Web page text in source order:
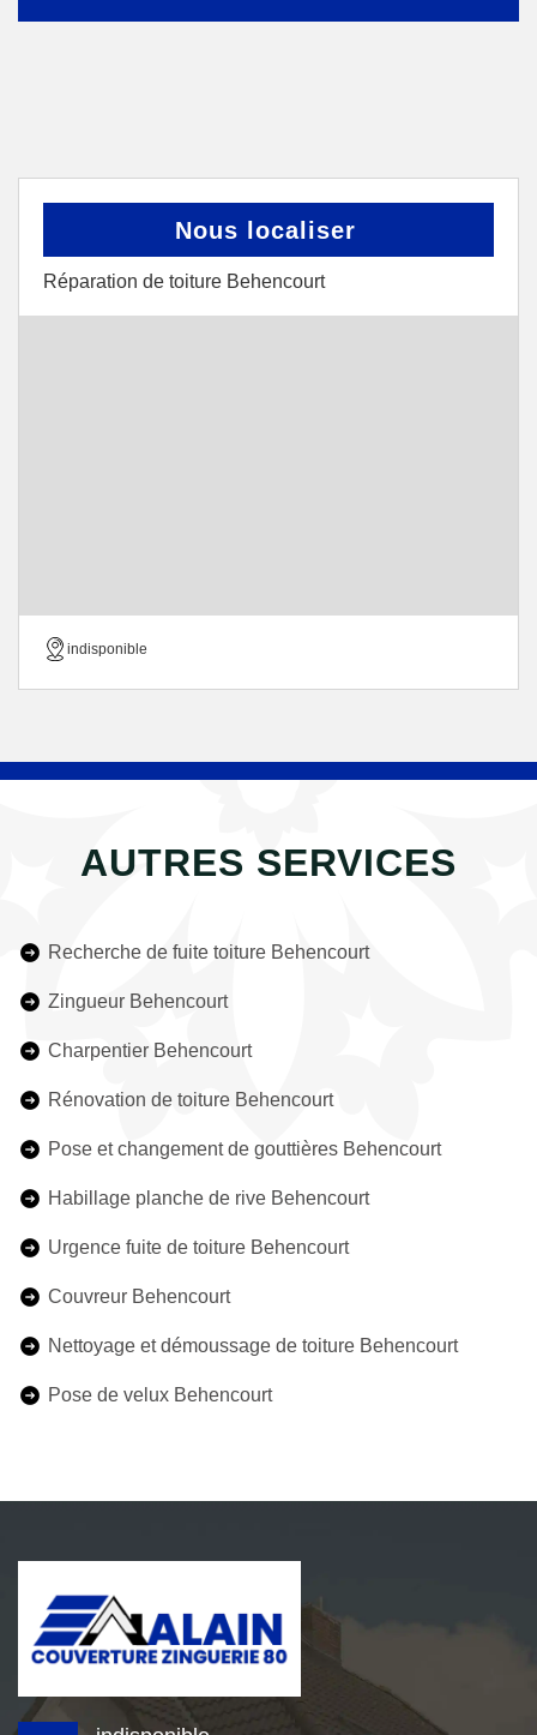
Nous localiser
Réparation de toiture Behencourt
indisponible
AUTRES SERVICES
Recherche de fuite toiture Behencourt
Zingueur Behencourt
Charpentier Behencourt
Rénovation de toiture Behencourt
Pose et changement de gouttières Behencourt
Habillage planche de rive Behencourt
Urgence fuite de toiture Behencourt
Couvreur Behencourt
Nettoyage et démoussage de toiture Behencourt
Pose de velux Behencourt